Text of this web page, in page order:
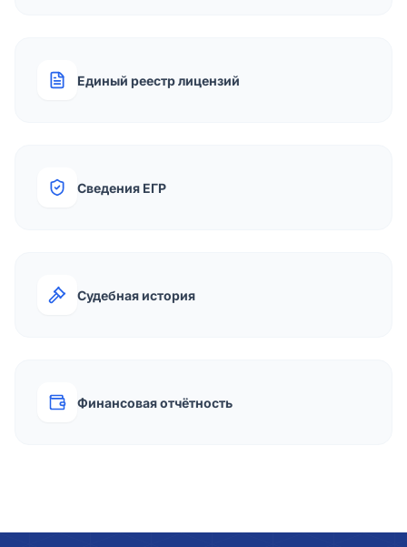
Единый реестр лицензий
Сведения ЕГР
Судебная история
Финансовая отчётность